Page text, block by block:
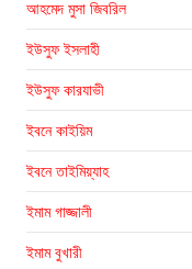
আহমেদ মুসা জিবরিল
ইউসুফ ইসলাহী
ইউসুফ কারযাভী
ইবনে কাইয়িম
ইবনে তাইমিয়্যাহ
ইমাম গাজ্জালী
ইমাম বুখারী